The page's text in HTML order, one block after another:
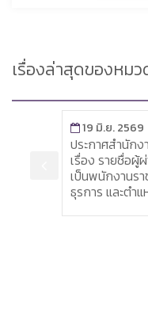
เรื่องล่าสุดของหมว
นปลัดกระทรวงแรงงาน
านการเลือกสรรเพื่อจัดจ้าง
การทั่วไป ตำแหน่งเจ้าหน้าที่
หน่งเจ้าหน้าที่บันทึกข้อมูล